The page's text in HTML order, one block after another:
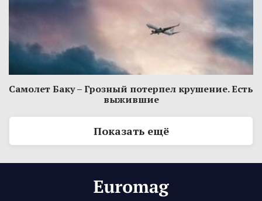
Самолет Баку – Грозный потерпел крушение. Есть
выжившие
Показать ещё